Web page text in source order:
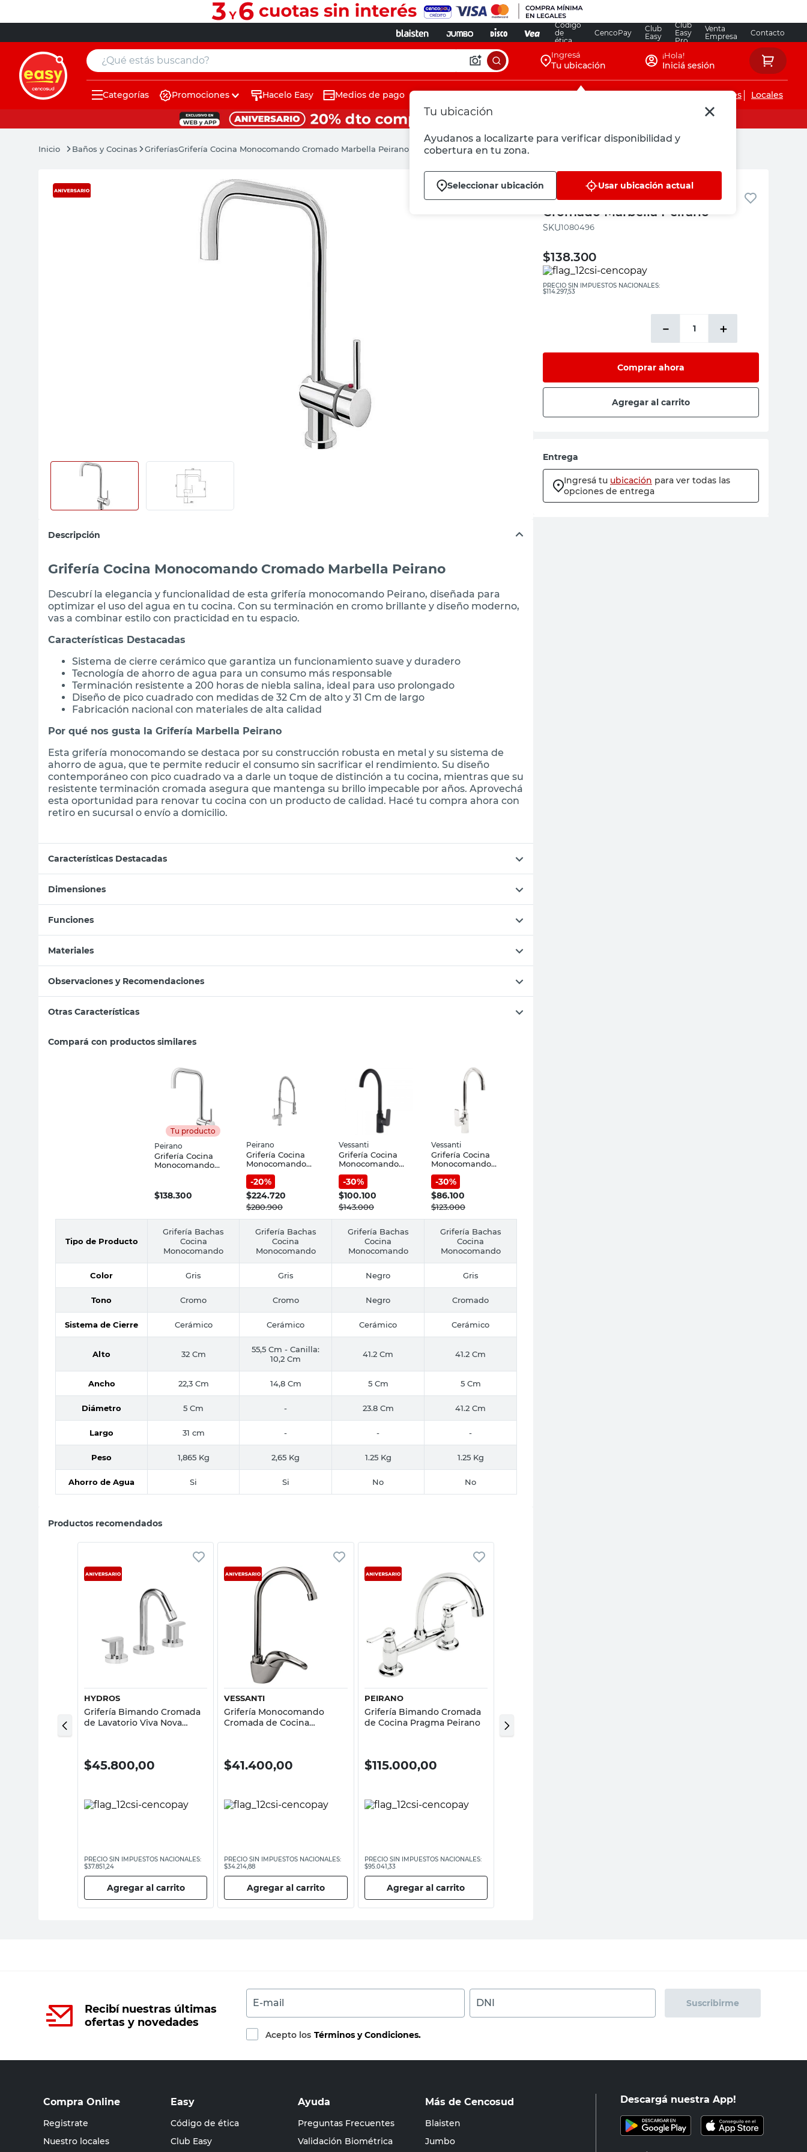
Código
de
ética
CencoPay
Club
Easy
Club
Easy
Pro
Venta
Empresa
Contacto
¿Qué estás buscando? Ingresá
Tu ubicación
Tu ubicación
Ayudanos a localizarte para verificar disponibilidad y
cobertura en tu zona.
Seleccionar ubicación Usar ubicación actual
¡Hola!
Iniciá sesión
Categorías Promociones Hacelo Easy Medios de pago Servicios de instalaciones Locales
Baños y Cocinas GriferíasGrifería Cocina Monocomando Cromado Marbella Peirano
Descripción
Grifería Cocina Monocomando Cromado Marbella Peirano
Descubrí la elegancia y funcionalidad de esta grifería monocomando Peirano, diseñada para
optimizar el uso del agua en tu cocina. Con su terminación en cromo brillante y diseño moderno,
vas a combinar estilo con practicidad en tu espacio.
Características Destacadas
Sistema de cierre cerámico que garantiza un funcionamiento suave y duradero
Tecnología de ahorro de agua para un consumo más responsable
Terminación resistente a 200 horas de niebla salina, ideal para uso prolongado
Diseño de pico cuadrado con medidas de 32 Cm de alto y 31 Cm de largo
Fabricación nacional con materiales de alta calidad
Por qué nos gusta la Grifería Marbella Peirano
Esta grifería monocomando se destaca por su construcción robusta en metal y su sistema de
ahorro de agua, que te permite reducir el consumo sin sacrificar el rendimiento. Su diseño
contemporáneo con pico cuadrado va a darle un toque de distinción a tu cocina, mientras que su
resistente terminación cromada asegura que mantenga su brillo impecable por años. Aprovechá
esta oportunidad para renovar tu cocina con un producto de calidad. Hacé tu compra ahora con
retiro en sucursal o envío a domicilio.
Características Destacadas
Dimensiones
Funciones
Materiales
Observaciones y Recomendaciones
Otras Características
Compará con productos similares
Tu producto
Peirano
Grifería Cocina
Monocomando
$138.300
Peirano
Grifería Cocina
Monocomando
Cromado Cuina
Peirano
-20%
$224.720
$280.900
Vessanti
Grifería Cocina
Monocomando
Negro Vessanti
-30%
$100.100
$143.000
Vessanti
Grifería Cocina
Monocomando
Cromado Vessanti
-30%
$86.100
$123.000
Tipo de Producto
Grifería Bachas
Cocina
Monocomando
Grifería Bachas
Cocina
Monocomando
Grifería Bachas
Cocina
Monocomando
Grifería Bachas
Cocina
Monocomando
Color Gris Gris Negro Gris
Tono Cromo Cromo Negro Cromado
Sistema de Cierre Cerámico Cerámico Cerámico Cerámico
Alto 32 Cm
55,5 Cm - Canilla:
10,2 Cm
41.2 Cm 41.2 Cm
Ancho 22,3 Cm 14,8 Cm 5 Cm 5 Cm
Diámetro 5 Cm - 23.8 Cm 41.2 Cm
Largo 31 cm - - -
Peso 1,865 Kg 2,65 Kg 1.25 Kg 1.25 Kg
Ahorro de Agua Si Si No No
Productos recomendados
Vista rápida
HYDROS
Grifería Bimando Cromada
de Lavatorio Viva Nova
$45.800,00
PRECIO SIN IMPUESTOS NACIONALES:
$37.851,24
Agregar al carrito
Vista rápida
VESSANTI
Grifería Monocomando
Cromada de Cocina
$41.400,00
PRECIO SIN IMPUESTOS NACIONALES:
$34.214,88
Agregar al carrito
Vista rápida
PEIRANO
Grifería Bimando Cromada
de Cocina Pragma Peirano
$115.000,00
PRECIO SIN IMPUESTOS NACIONALES:
$95.041,33
Agregar al carrito
Monocomando Negro Troya
Piazza
Peirano
Grifería Cocina Monocomando
Cromado Marbella Peirano
:1080496
$138.300
PRECIO SIN IMPUESTOS NACIONALES:
$114.297,53
＋
－
Comprar ahora
Agregar al carrito
Entrega
Ingresá tu ubicación para ver todas las
opciones de entrega
Recibí nuestras últimas
ofertas y novedades
E-mail DNI Suscribirme
Acepto los Términos y Condiciones.
Compra Online
Registrate
Nuestro locales
Easy
Código de ética
Club Easy
Ayuda
Preguntas Frecuentes
Validación Biométrica
Más de Cencosud
Blaisten
Jumbo
Descargá nuestra App!
muebles